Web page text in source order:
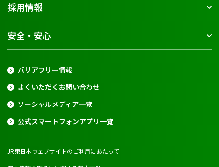
採用情報
安全・安心
バリアフリー情報
よくいただくお問い合わせ
ソーシャルメディア一覧
公式スマートフォンアプリ一覧
JR東日本ウェブサイトのご利用にあたって